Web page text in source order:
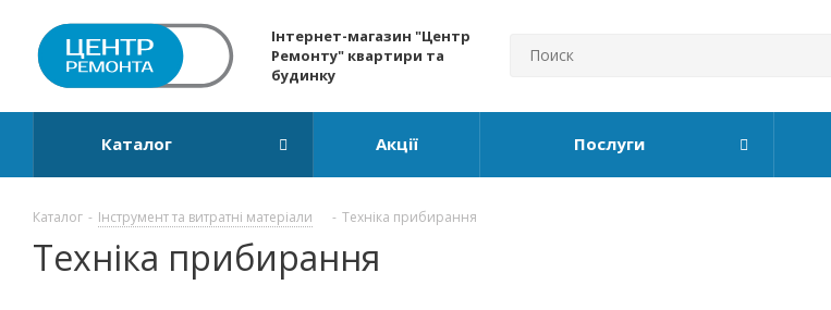
Інтернет-магазин "Центр
Ремонту" квартири та
будинку
Каталог Акції Послуги
Каталог - Інструмент та витратні матеріали - Техніка прибирання
Техніка прибирання